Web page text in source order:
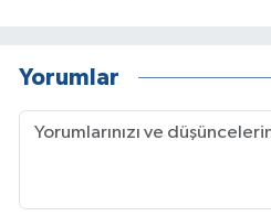
Yorumlar